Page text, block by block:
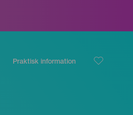
Praktisk information